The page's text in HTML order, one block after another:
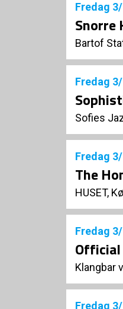
Fredag
Snorre
Bartof
Fredag
Sofies
Fredag
The
HUSET,
Fredag
Official
Klangbar
Fredag